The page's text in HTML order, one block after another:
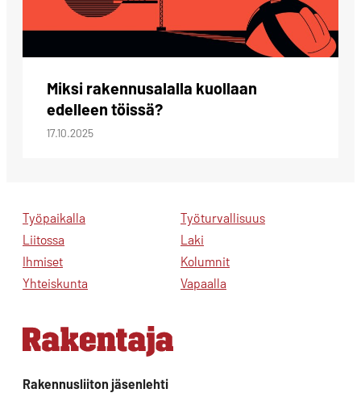
Miksi rakennusalalla kuollaan
edelleen töissä?
17.10.2025
Työpaikalla
Liitossa
Ihmiset
Yhteiskunta
Työturvallisuus
Laki
Kolumnit
Vapaalla
Rakennusliiton jäsenlehti